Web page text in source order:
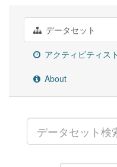
データセット
アクティビティス
About